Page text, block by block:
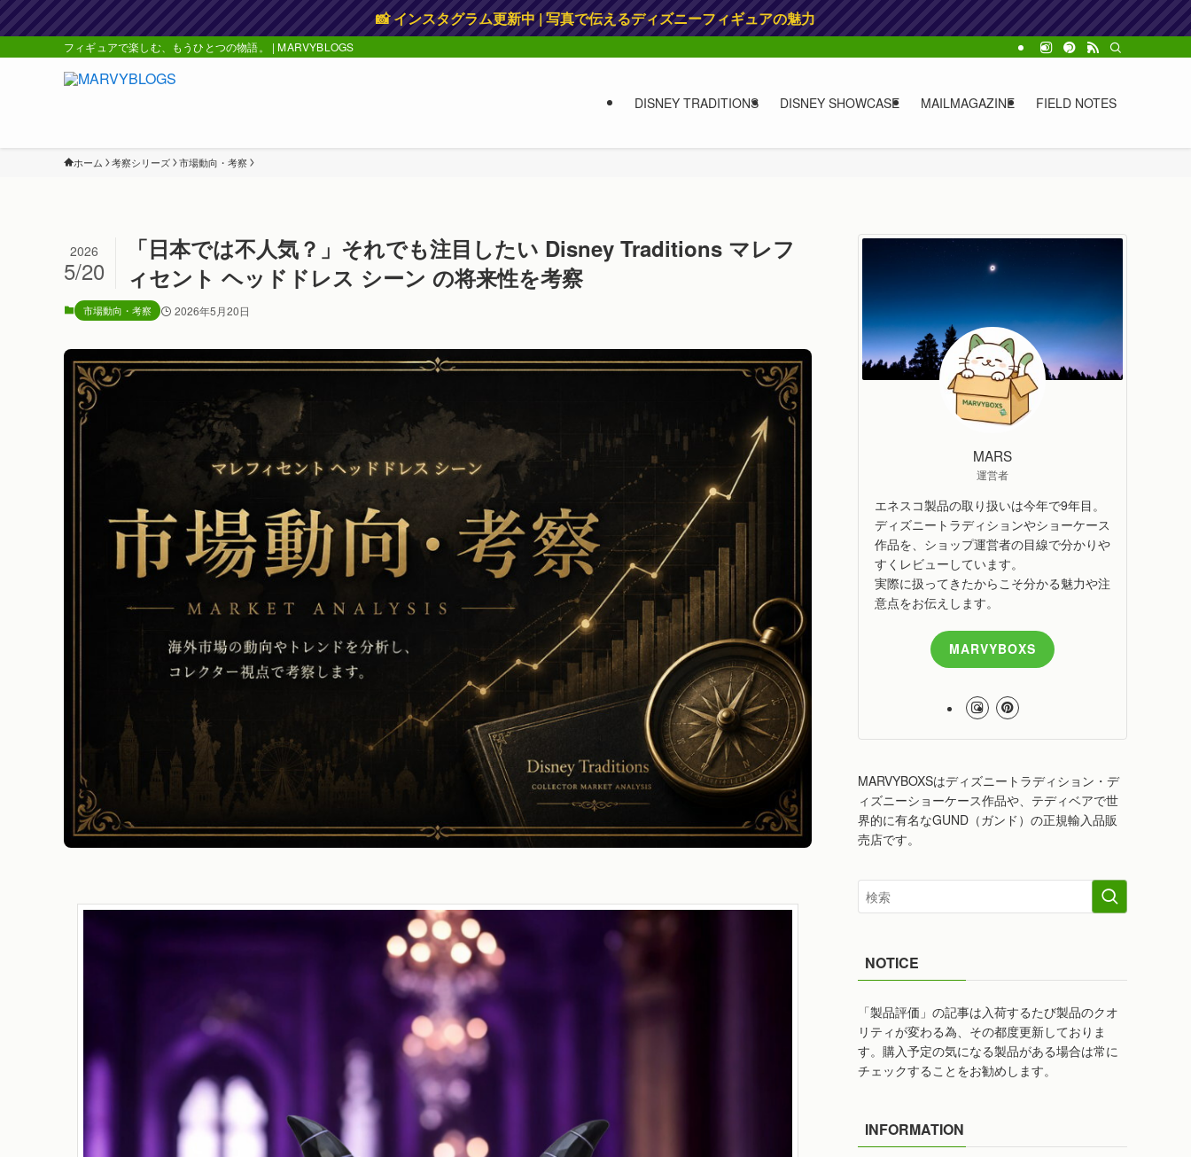
📸 インスタグラム更新中 | 写真で伝えるディズニーフィギュアの魅力
フィギュアで楽しむ、もうひとつの物語。 | MARVYBLOGS
DISNEY TRADITIONS DISNEY SHOWCASE MAILMAGAZINE FIELD NOTES
ホーム 考察シリーズ 市場動向・考察
「日本では不人気？」それでも注目したい Disney Traditions マレフ
ィセント ヘッドドレス シーン の将来性を考察
2026
5/20
市場動向・考察 2026年5月20日
MARS
運営者
エネスコ製品の取り扱いは今年で9年目。
ディズニートラディションやショーケース
作品を、ショップ運営者の目線で分かりや
すくレビューしています。
実際に扱ってきたからこそ分かる魅力や注
意点をお伝えします。
MARVYBOXS
MARVYBOXSはディズニートラディション・デ
ィズニーショーケース作品や、テディベアで世
界的に有名なGUND（ガンド）の正規輸入品販
売店です。
NOTICE
「製品評価」の記事は入荷するたび製品のクオ
リティが変わる為、その都度更新しておりま
す。購入予定の気になる製品がある場合は常に
チェックすることをお勧めします。
INFORMATION